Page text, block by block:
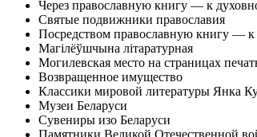
Через православную книгу — к
Святые подвижники православия
Посредством православную книгу —
Магiлёўшчына лiтаратурная
Могилевская место на страницах
Возвращенное имущество
Классики мировой литературы Янка
Музеи Беларуси
Сувениры изо Беларуси